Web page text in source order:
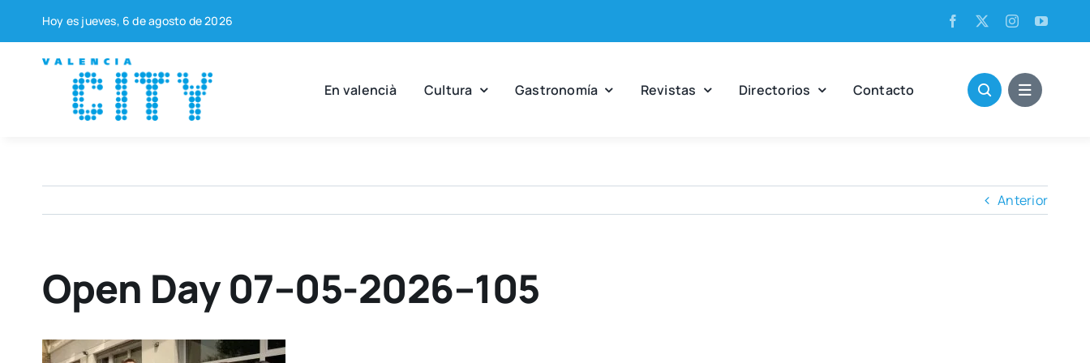
contenido
Hoy es jue­ves, 6 de agos­to de 2026
En valen­cià Cul­tu­ra Gas­tro­no­mía Revis­tas Direc­to­rios Con­tac­to
Anterior
Open Day 07–05-2026–105